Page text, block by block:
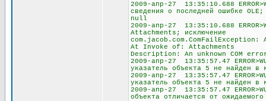
2009-апр-27 13:35:10.688
сведения о последней ошибке OLE;
null
2009-апр-27 13:35:10.688
Attachments; исключение
com.jacob.com.ComFailException:
At Invoke of: Attachments
Description: An unknown COM
2009-апр-27 13:35:57.47
указатель объекта 5 не найден в
2009-апр-27 13:35:57.47
указатель объекта 5 не найден в
2009-апр-27 13:35:57.47
объекта отличается от